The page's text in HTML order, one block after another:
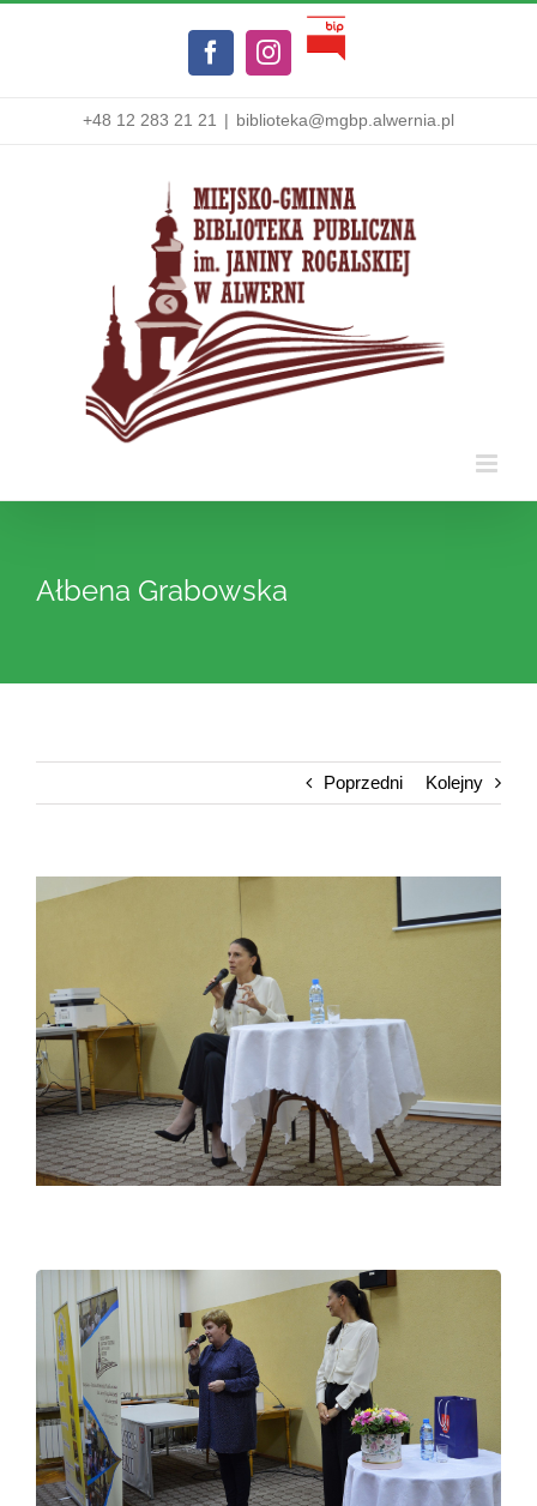
FacebookInstagram
Biuletyn
+48 12 283 21 21 | biblioteka@mgbp.alwernia.pl
Ałbena Grabowska
Poprzedni Kolejny
View